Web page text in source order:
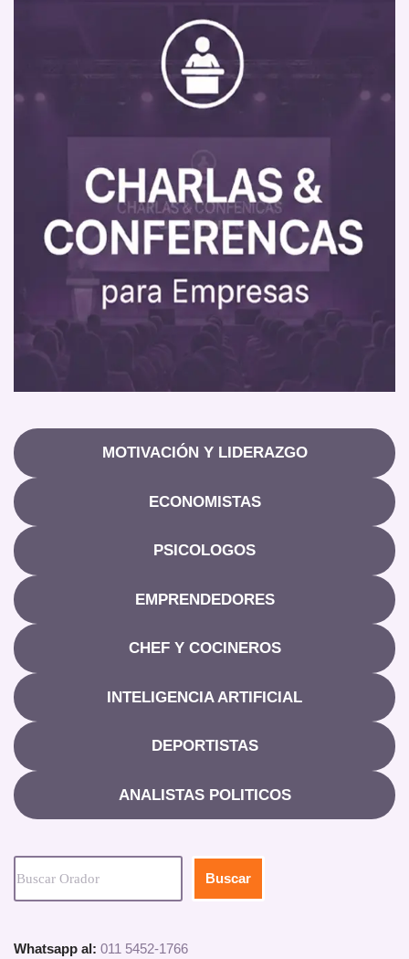
MOTIVACIÓN Y LIDERAZGO
ECONOMISTAS
PSICOLOGOS
EMPRENDEDORES
CHEF Y COCINEROS
INTELIGENCIA ARTIFICIAL
DEPORTISTAS
ANALISTAS POLITICOS
Buscar
Whatsapp al: 011 5452-1766